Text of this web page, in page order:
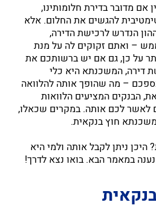
אם מדובר בדירת חלומותינו,
להגשים את החלום. אלא
הנדרש לרכישת הדירה,
– ואתם זקוקים לה על מנת
על כן, גם אם יש ברשותכם את
דירה, המשכנתא היא כלי
– מה שהופך אותה להלוואה
הבנקים המציעים הלוואות
לאשר לכם אותה. במקרים שכאלו,
חוץ בנקאית.
ניתן לקבל אותה ולמי היא
במאמר הבא. בואו נצא לדרך!